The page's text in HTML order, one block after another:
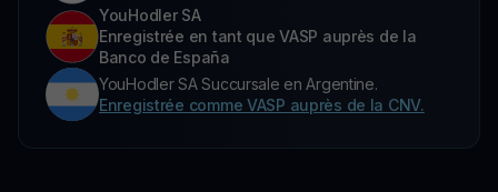
YouHodler SA
Enregistrée en tant que VASP auprès de la
Banco de España
YouHodler SA Succursale en Argentine.
Enregistrée comme VASP auprès de la CNV.